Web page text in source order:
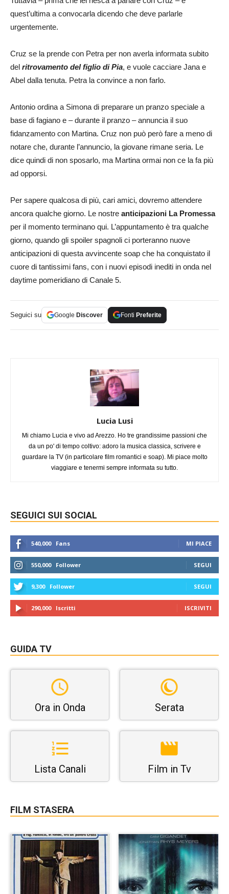
quest’ultima a convocarla dicendo che deve parlarle
urgentemente.
Cruz se la prende con Petra per non averla informata subito
del ritrovamento del figlio di Pia, e vuole cacciare Jana e
Abel dalla tenuta. Petra la convince a non farlo.
Antonio ordina a Simona di preparare un pranzo speciale a
base di fagiano e – durante il pranzo – annuncia il suo
fidanzamento con Martina. Cruz non può però fare a meno di
notare che, durante l’annuncio, la giovane rimane seria. Le
dice quindi di non sposarlo, ma Martina ormai non ce la fa più
ad opporsi.
Per sapere qualcosa di più, cari amici, dovremo attendere
ancora qualche giorno. Le nostre anticipazioni La Promessa
per il momento terminano qui. L’appuntamento è tra qualche
giorno, quando gli spoiler spagnoli ci porteranno nuove
anticipazioni di questa avvincente soap che ha conquistato il
cuore di tantissimi fans, con i nuovi episodi inediti in onda nel
daytime pomeridiano di Canale 5.
Seguici su Google Discover Fonti Preferite
Lucia Lusi
Mi chiamo Lucia e vivo ad Arezzo. Ho tre grandissime passioni che
da un po' di tempo coltivo: adoro la musica classica, scrivere e
guardare la TV (in particolare film romantici e soap). Mi piace molto
viaggiare e tenermi sempre informata su tutto.
SEGUICI SUI SOCIAL
540,000 Fans MI PIACE
550,000 Follower SEGUI
9,300 Follower SEGUI
290,000 Iscritti ISCRIVITI
GUIDA TV
Ora in Onda Serata
Lista Canali Film in Tv
FILM STASERA